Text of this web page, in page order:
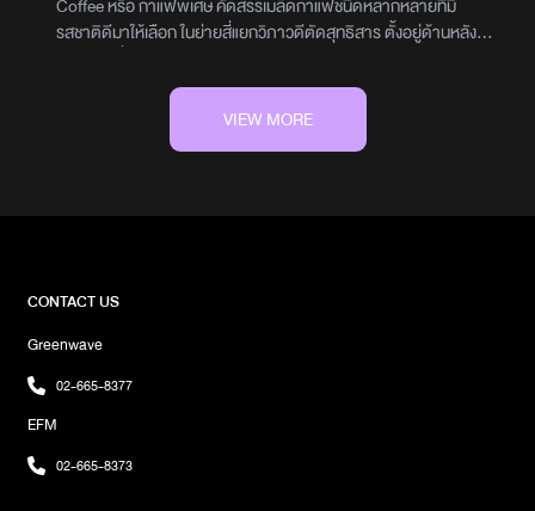
เจริญนคร 10LINE OA: @holidaypastryเบอร์ : 081-152-
1456ระยะเวลา : ตั้งแต่วันนี้ - 31 กรกฎาคม 68เขียนและจัดทำโดย :
Coffee หรือ กาแฟพิเศษ คัดสรรเมล็ดกาแฟชนิดหลากหลายที่มี
รสชาติดีมาให้เลือก ในย่ายสี่แยกวิภาวดีตัดสุทธิสาร ตั้งอยู่ด้านหลัง
ตกแต่งสไตล์วินเทจ บรรยากาศอบอุ่น มีกลิ่นอายความหอมจากกาแฟ
ส่วนเครื่องชงกาแฟที่ร้านใช้ victoria eagle one ที่เข้ากับการตกแต่งอัน
เรียบง่ายของทางร้าน ซึ่งแฝงด้วยดีเทลเอาไว้ ใครชื่นชอบการถ่ายภาพ
“PB J Latte” ถือว่าเป็นหนึ่งในเมนูขายดีของทางร้าน Grind Coffee
ของทางร้าน ส่วนใครแพ้นมวัว หรือรักสุขภาพ สามารถเลือกสั่งเป็นนม
ได้เลยคือ ขนมหวาน ซึ่งเมนูแนะนำของทางร้าน Grind Coffee Co คือ
“ครอฟเฟิล” อบสดใหม่ชิ้นต่อชิ้น มีความหวานแบบไม่แหลมจากน้ำตาล
ซอฟต์คุกกี้ , บราวนี่เนื้อหนึบ เสิร์ฟคู่กับครีม , เค้กกล้อยหอมซอสคารา
เมล , ชีสเค้ก และอื่นๆ มองหาร้านกาแฟบรรยากาศดี เปิดตอนเช้า ต้อง
VIEW MORE
CONTACT US
Greenwave
02-665-8377
EFM
02-665-8373